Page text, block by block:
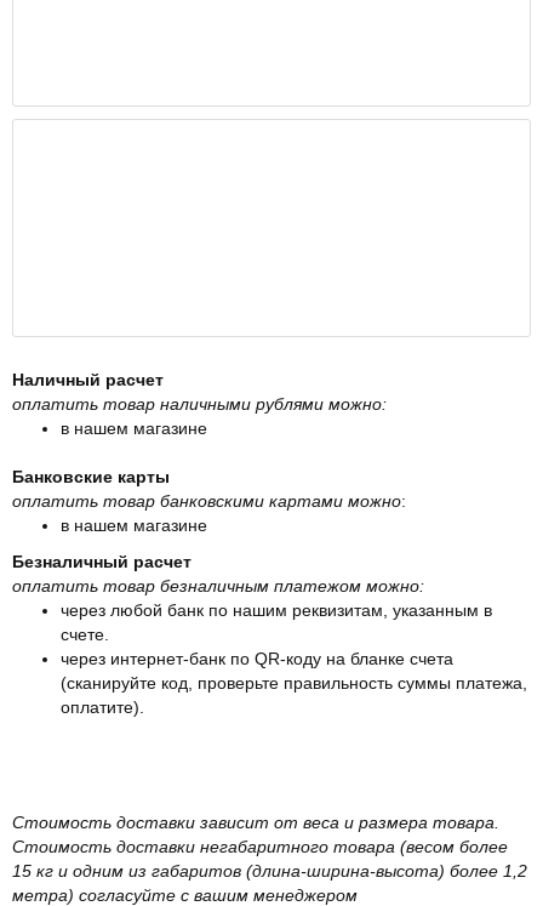
Наличный расчет
оплатить товар наличными рублями можно:
в нашем магазине
Банковские карты
оплатить товар банковскими картами можно:
в нашем магазине
Безналичный расчет
оплатить товар безналичным платежом можно:
через любой банк по нашим реквизитам, указанным в
счете.
через интернет-банк по QR-коду на бланке счета
(сканируйте код, проверьте правильность суммы платежа,
оплатите).
Стоимость доставки зависит от веса и размера товара.
Стоимость доставки негабаритного товара (весом более
15 кг и одним из габаритов (длина-ширина-высота) более 1,2
метра) согласуйте с вашим менеджером